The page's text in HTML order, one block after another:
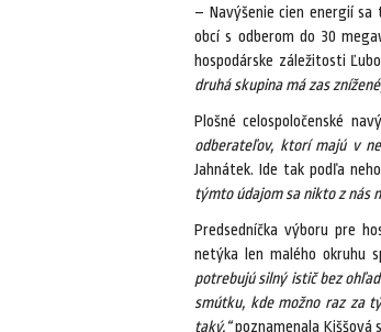
– Navýšenie cien energií
obcí s odberom do 30
hospodárske záležitosti
druhá skupina má zas
Plošné celospoločenské
odberateľov, ktorí majú v
Jahnátek. Ide tak podľa
týmto údajom sa nikto z nás
Predsedníčka výboru pre
netýka len malého okruhu
potrebujú silný istič bez
smútku, kde možno raz za
taký,“poznamenala Kiššová